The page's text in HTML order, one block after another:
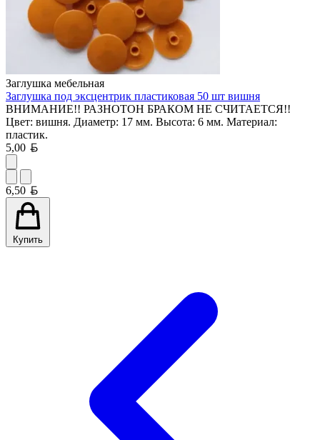
Заглушка мебельная
Заглушка под эксцентрик пластиковая 50 шт вишня
ВНИМАНИЕ!! РАЗНОТОН БРАКОМ НЕ СЧИТАЕТСЯ!!
Цвет: вишня. Диаметр: 17 мм. Высота: 6 мм. Материал:
пластик.
5,00
6,50
Купить